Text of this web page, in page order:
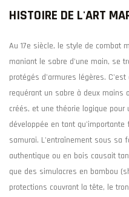
HISTOIRE DE L'ART
Au 17e siècle, le style de combat
maniant le sabre d'une main, se
protégés d'armures légères.
requérant un sabre à deux
créés, et une théorie logique
développée en tant
samurai. L'entraînement sous sa
authentique ou en bois causait
que des simulacres en bambou
protections couvrant la tête, le